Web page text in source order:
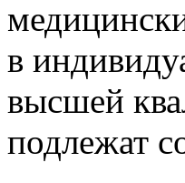
в
высшей
подлежат